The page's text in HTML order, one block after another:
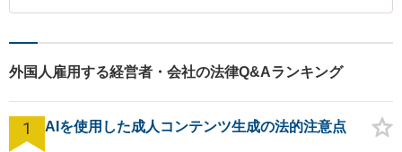
外国人雇用する経営者・会社の法律Q&Aランキング
1 AIを使用した成人コンテンツ生成の法的注意点